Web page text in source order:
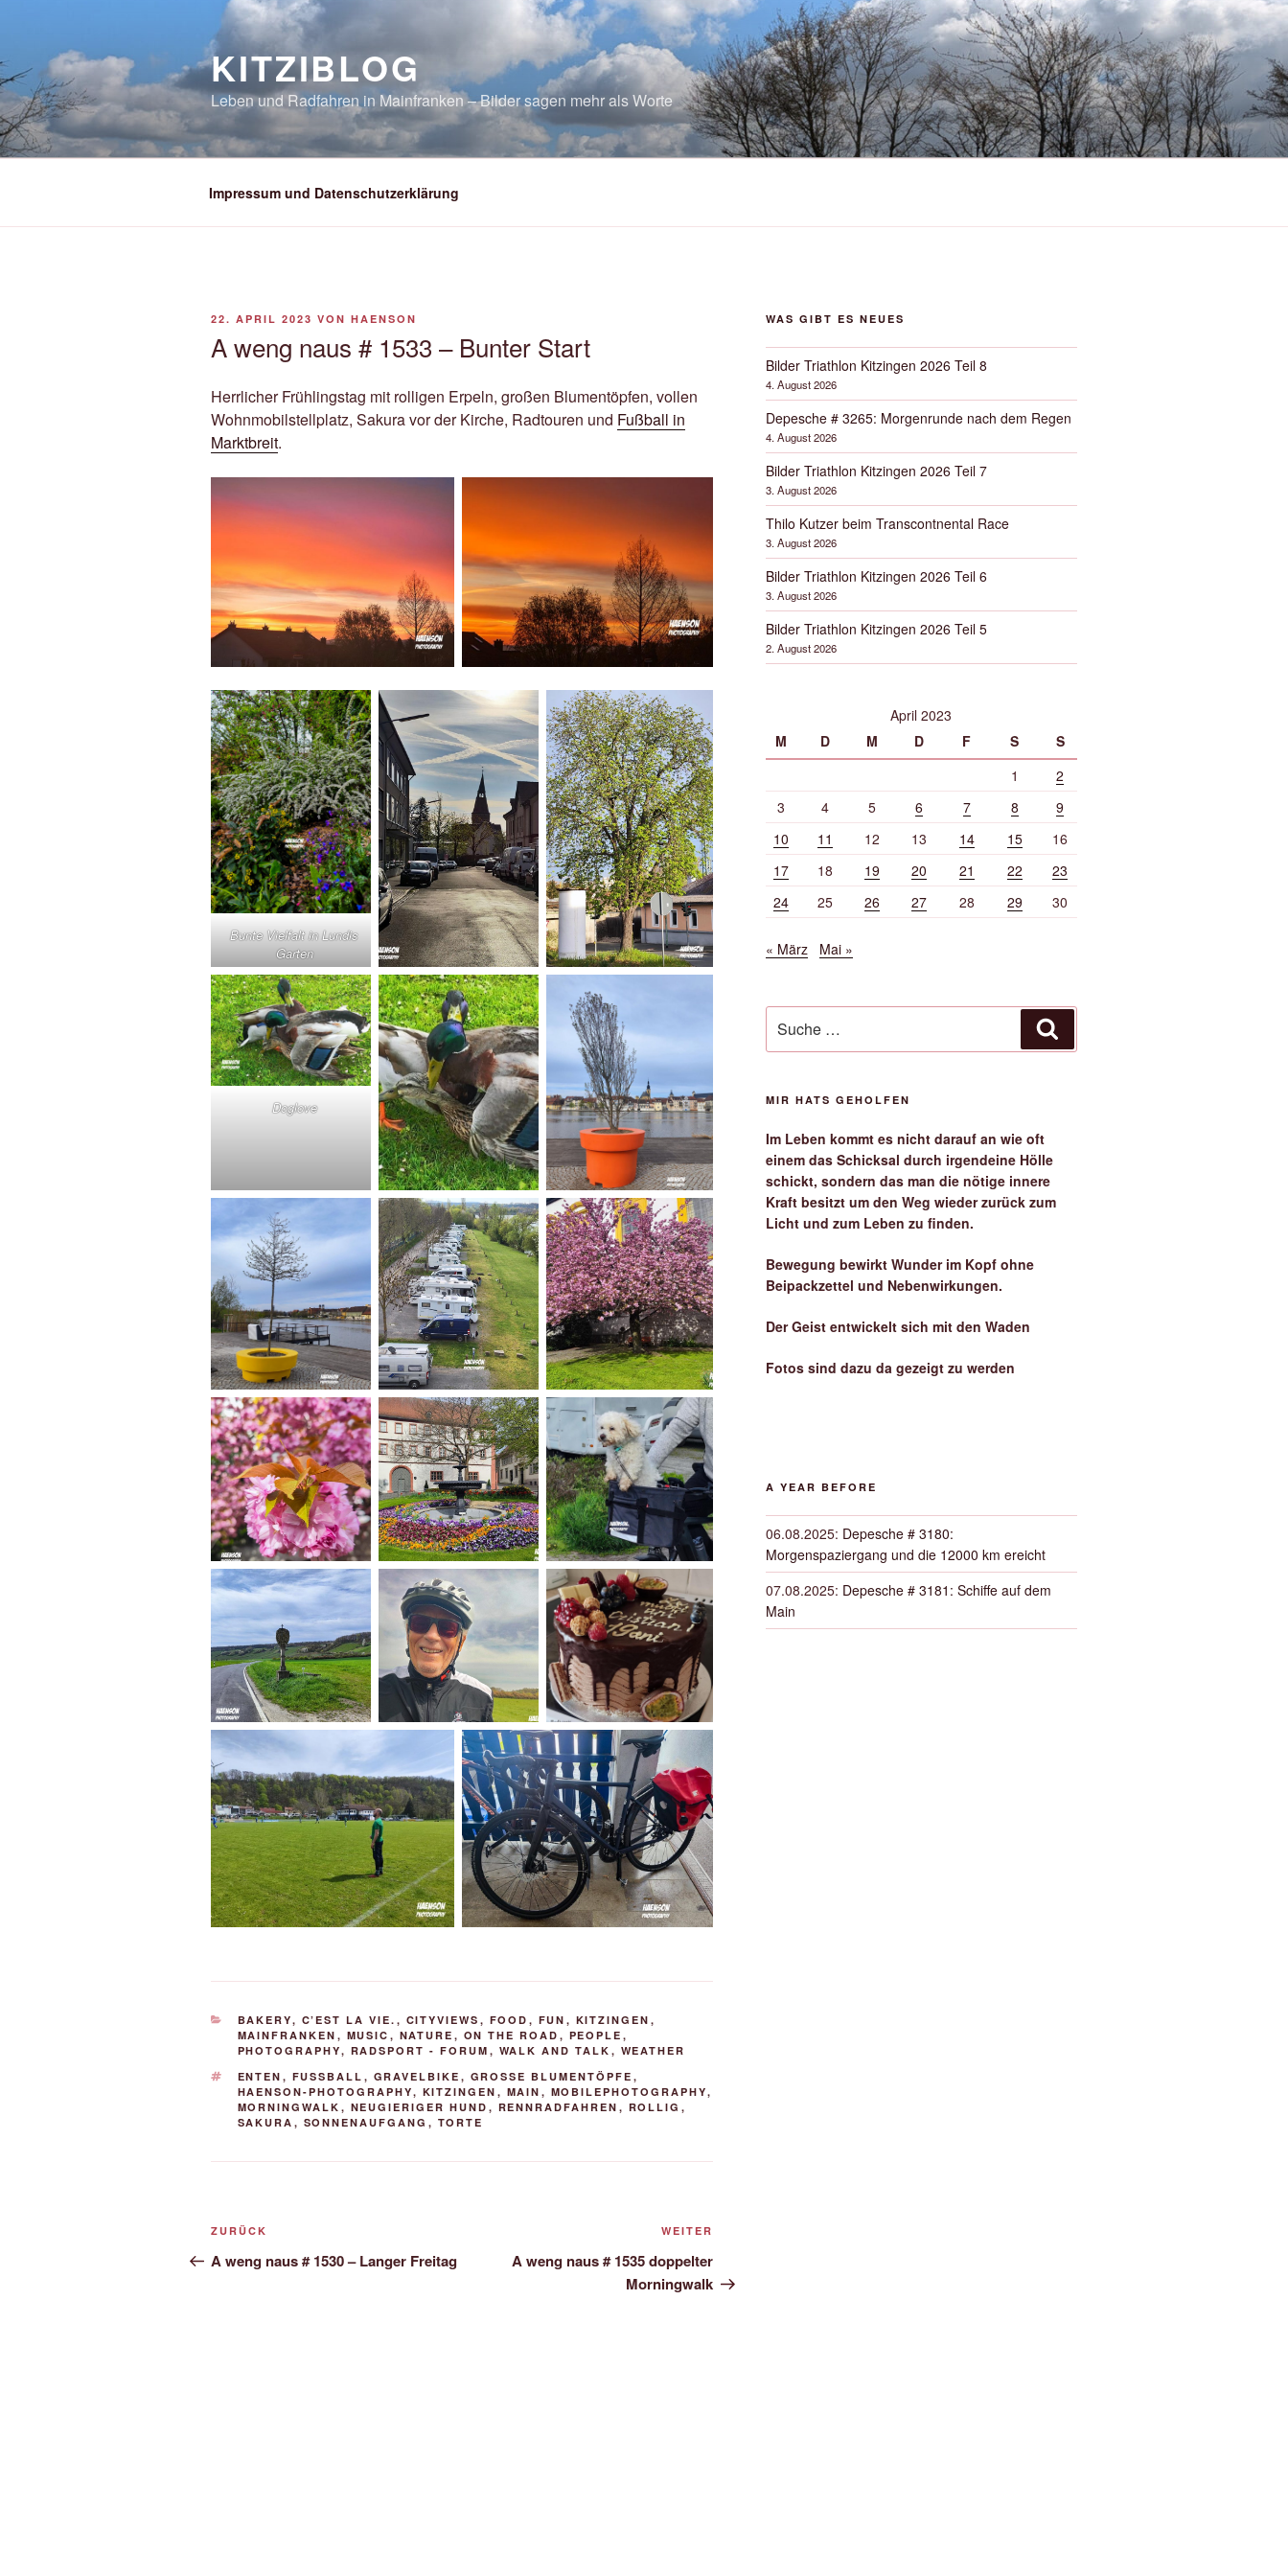
springen
KITZIBLOG
Leben und Radfahren in Mainfranken – Bilder sagen mehr als Worte
Impressum und Datenschutzerklärung
VERÖFFENTLICHT
22. APRIL 2023 VON HAENSON
A weng naus # 1533 – Bunter Start
Herrlicher Frühlingstag mit rolligen Erpeln, großen Blumentöpfen, vollen
Wohnmobilstellplatz, Sakura vor der Kirche, Radtouren und Fußball in
Marktbreit.
Bunte Vielfalt in Lundis
Garten
Doglove
KATEGORIEN
BAKERY, C’EST LA VIE. , CITYVIEWS , FOOD , FUN , KITZINGEN ,
MAINFRANKEN , MUSIC , NATURE , ON THE ROAD , PEOPLE ,
PHOTOGRAPHY, RADSPORT - FORUM , WALK AND TALK , WEATHER
SCHLAGWÖRTER
ENTEN , FUSSBALL , GRAVELBIKE , GROSSE BLUMENTÖPFE
,
HAENSON-PHOTOGRAPHY, KITZINGEN , MAIN , MOBILEPHOTOGRAPHY,
MORNINGWALK , NEUGIERIGER HUND , RENNRADFAHREN , ROLLIG ,
SAKURA , SONNENAUFGANG , TORTE
Beitrags-
Navigation
Vorheriger
Beitrag
ZURÜCK
A weng naus # 1530 – Langer Freitag
Beitrag
WEITER
A weng naus # 1535 doppelter
Morningwalk
WAS GIBT ES NEUES
Bilder Triathlon Kitzingen 2026 Teil 8
4. August 2026
Depesche # 3265: Morgenrunde nach dem Regen
4. August 2026
Bilder Triathlon Kitzingen 2026 Teil 7
3. August 2026
Thilo Kutzer beim Transcontnental Race
3. August 2026
Bilder Triathlon Kitzingen 2026 Teil 6
3. August 2026
Bilder Triathlon Kitzingen 2026 Teil 5
2. August 2026
April 2023
M
D M D F S
S
1
2
3
4 5 6 7 8
9
10
11 12 13 14 15
16
17
18 19 20 21 22
23
24
25 26 27 28 29 30
« März Mai »
nach:
MIR HATS GEHOLFEN
Im Leben kommt es nicht darauf an wie oft
einem das Schicksal durch irgendeine Hölle
schickt, sondern das man die nötige innere
Kraft besitzt um den Weg wieder zurück zum
Licht und zum Leben zu finden.
Bewegung bewirkt Wunder im Kopf ohne
Beipackzettel und Nebenwirkungen.
Der Geist entwickelt sich mit den Waden
Fotos sind dazu da gezeigt zu werden
A YEAR BEFORE
06.08.2025: Depesche # 3180:
Morgenspaziergang und die 12000 km ereicht
07.08.2025: Depesche # 3181: Schiffe auf dem
Main